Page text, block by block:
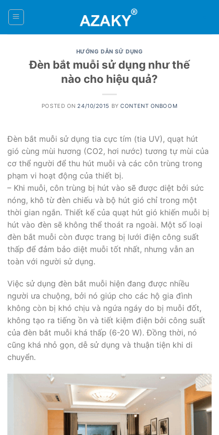
HƯỚNG DẪN SỬ DỤNG
Đèn bắt muỗi sử dụng như thế
nào cho hiệu quả?
POSTED ON 24/10/2015 BYCONTENT ONBOOM
Đèn bắt muỗi sử dụng tia cực tím (tia UV), quạt hút
gió cùng mùi hương (CO2, hơi nước) tương tự mùi của
cơ thể người để thu hút muỗi và các côn trùng trong
phạm vi hoạt động của thiết bị.
– Khi muỗi, côn trùng bị hút vào sẽ được diệt bởi sức
nóng, khô từ đèn chiếu và bộ hút gió chỉ trong một
thời gian ngắn. Thiết kế của quạt hút gió khiến muỗi bị
hút vào đèn sẽ không thể thoát ra ngoài. Một số loại
đèn bắt muỗi còn được trang bị lưới điện công suất
thấp để đảm bảo diệt muỗi tốt nhất, nhưng vẫn an
toàn với người sử dụng.
Việc sử dụng đèn bắt muỗi hiện đang được nhiều
người ưa chuộng, bởi nó giúp cho các hộ gia đình
không còn bị khó chịu và ngứa ngáy do bị muỗi đốt,
không tạo ra tiếng ồn và tiết kiệm điện bởi công suất
của đèn bắt muỗi khá thấp (6-20 W). Đồng thời, nó
cũng khá nhỏ gọn, dễ sử dụng và thuận tiện khi di
chuyển.